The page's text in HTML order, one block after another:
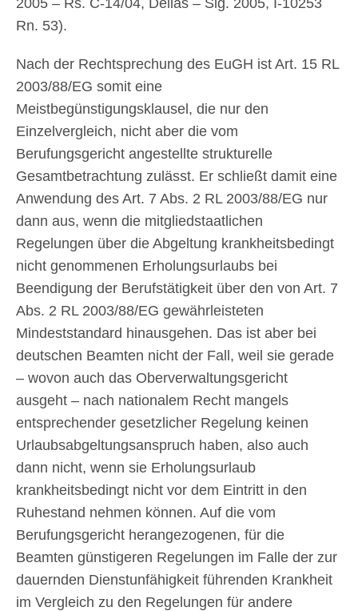
Rn. 53).
Nach der Rechtsprechung des EuGH ist Art. 15 RL
2003/88/EG somit eine
Meistbegünstigungsklausel, die nur den
Einzelvergleich, nicht aber die vom
Berufungsgericht angestellte strukturelle
Gesamtbetrachtung zulässt. Er schließt damit eine
Anwendung des Art. 7 Abs. 2 RL 2003/88/EG nur
dann aus, wenn die mitgliedstaatlichen
Regelungen über die Abgeltung krankheitsbedingt
nicht genommenen Erholungsurlaubs bei
Beendigung der Berufstätigkeit über den von Art. 7
Abs. 2 RL 2003/88/EG gewährleisteten
Mindeststandard hinausgehen. Das ist aber bei
deutschen Beamten nicht der Fall, weil sie gerade
– wovon auch das Oberverwaltungsgericht
ausgeht – nach nationalem Recht mangels
entsprechender gesetzlicher Regelung keinen
Urlaubsabgeltungsanspruch haben, also auch
dann nicht, wenn sie Erholungsurlaub
krankheitsbedingt nicht vor dem Eintritt in den
Ruhestand nehmen können. Auf die vom
Berufungsgericht herangezogenen, für die
Beamten günstigeren Regelungen im Falle der zur
dauernden Dienstunfähigkeit führenden Krankheit
im Vergleich zu den Regelungen für andere